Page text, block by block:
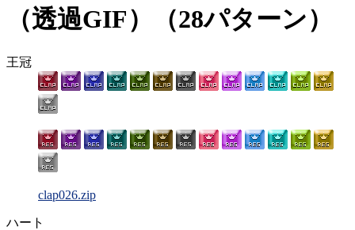
（透過GIF）（28パターン）
王冠
clap026.zip
ハート